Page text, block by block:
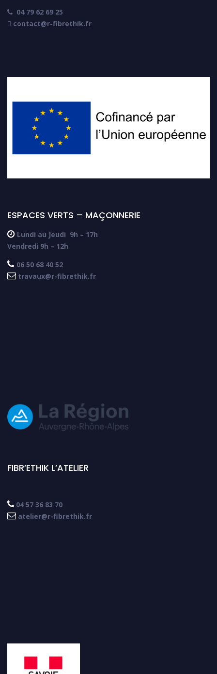

04 79 62 69 25
 contact@r-fibrethik.fr
ESPACES VERTS – MAÇONNERIE
 Lundi au Jeudi 9h – 17h
Vendredi 9h – 12h
 06 50 68 40 52
 travaux@r-fibrethik.fr
FIBR’ETHIK L’ATELIER
 04 57 36 83 70
 atelier@r-fibrethik.fr